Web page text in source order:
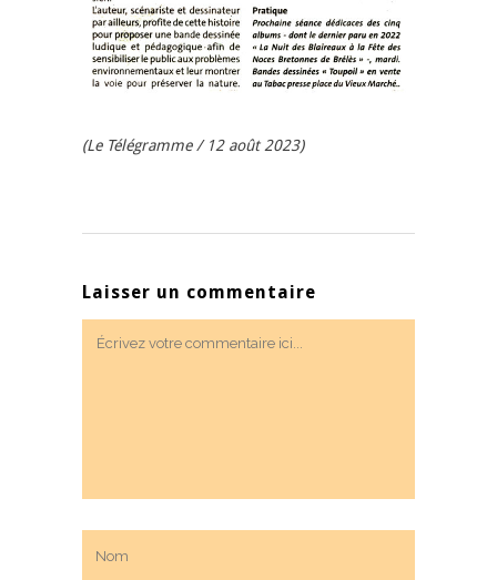
(Le Télégramme / 12 août 2023)
Laisser un commentaire